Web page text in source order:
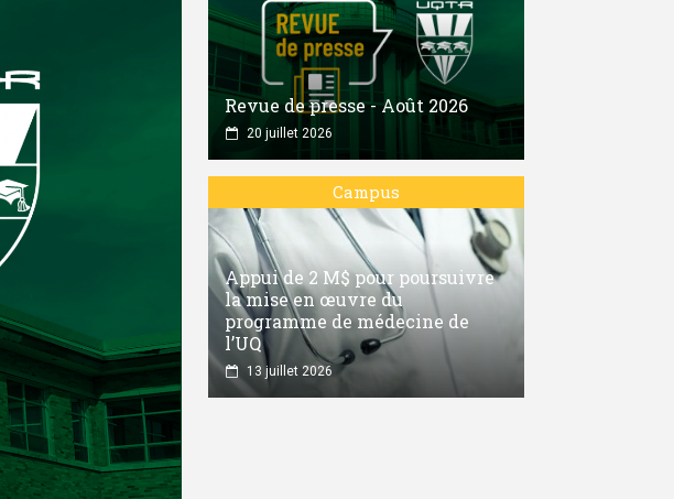
Revue de presse - Août 2026
20 juillet 2026
Campus
Appui de 2 M$ pour poursuivre
la mise en œuvre du
programme de médecine de
l’UQ
13 juillet 2026